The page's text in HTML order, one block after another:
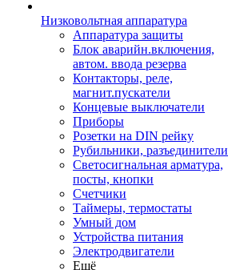
Низковольтная аппаратура
Аппаратура защиты
Блок аварийн.включения,
автом. ввода резерва
Контакторы, реле,
магнит.пускатели
Концевые выключатели
Приборы
Розетки на DIN рейку
Рубильники, разъединители
Светосигнальная арматура,
посты, кнопки
Счетчики
Таймеры, термостаты
Умный дом
Устройства питания
Электродвигатели
Ещё